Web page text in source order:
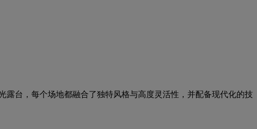
台，每个场地都融合了独特风格与高度灵活性，并配备现代化的技